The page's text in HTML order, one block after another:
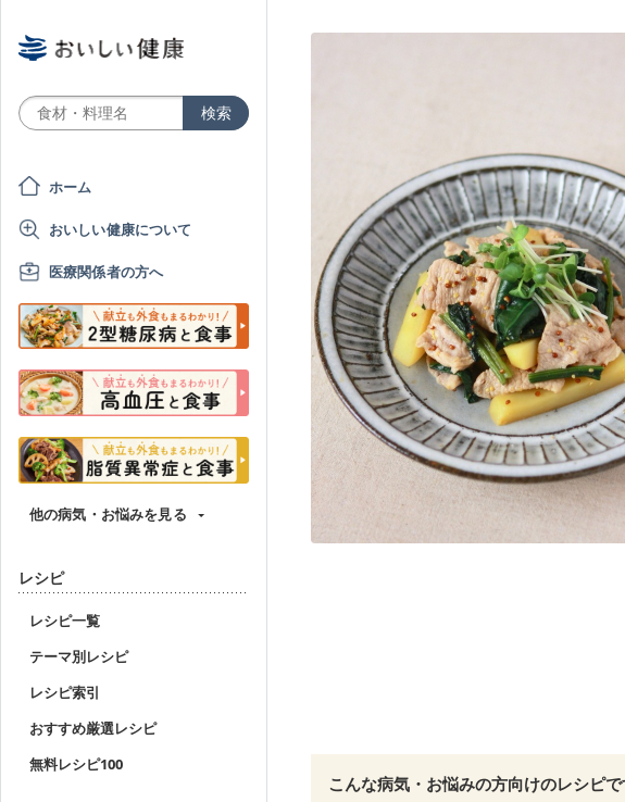
ホーム
おいしい健康について
医療関係者の方へ
他の病気・お悩みを見る
レシピ
レシピ一覧
テーマ別レシピ
レシピ索引
おすすめ厳選レシピ
無料レシピ100
こんな病気・お悩みの方向けのレシピ